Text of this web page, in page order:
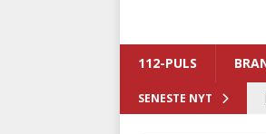
112-PULS
SENESTE NYT